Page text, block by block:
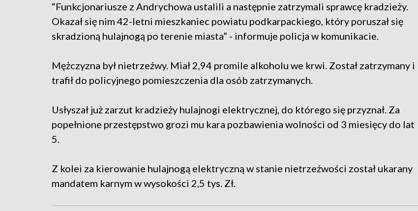
“Funkcjonariusze z Andrychowa ustalili a następnie zatrzymali sprawcę kradzieży.
Okazał się nim 42-letni mieszkaniec powiatu podkarpackiego, który poruszał się
skradzioną hulajnogą po terenie miasta” - informuje policja w komunikacie.
Mężczyzna był nietrzeźwy. Miał 2,94 promile alkoholu we krwi. Został zatrzymany i
trafił do policyjnego pomieszczenia dla osób zatrzymanych.
Usłyszał już zarzut kradzieży hulajnogi elektrycznej, do którego się przyznał. Za
popełnione przestępstwo grozi mu kara pozbawienia wolności od 3 miesięcy do lat
5.
Z kolei za kierowanie hulajnogą elektryczną w stanie nietrzeźwości został ukarany
mandatem karnym w wysokości 2,5 tys. Zł.